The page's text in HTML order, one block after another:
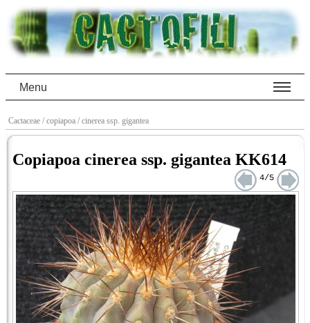
Menu
Cactaceae / copiapoa / cinerea ssp. gigantea
Copiapoa cinerea ssp. gigantea KK614
4/5